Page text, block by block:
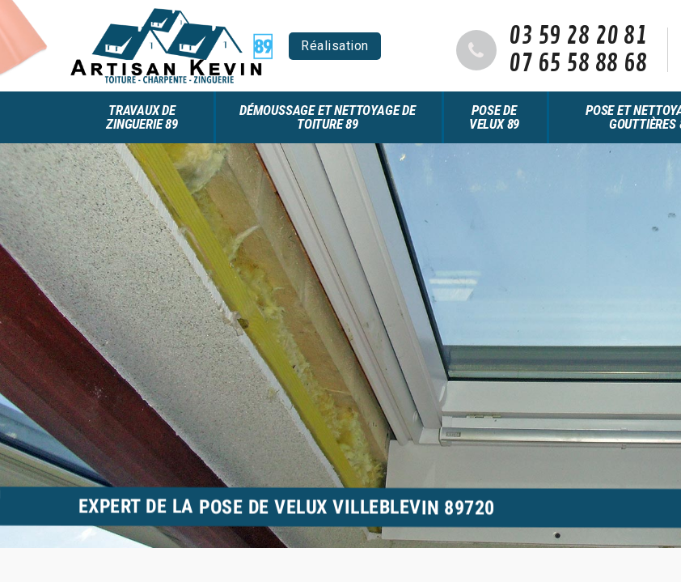
Réalisation
03 59 28 20 81
07 65 58 88 68
TRAVAUX DE
ZINGUERIE 89
DÉMOUSSAGE ET NETTOYAGE DE
TOITURE 89
POSE DE
VELUX 89
POSE ET
GOUTTIÈRES
EXPERT DE LA POSE DE VELUX VILLEBLEVIN 89720